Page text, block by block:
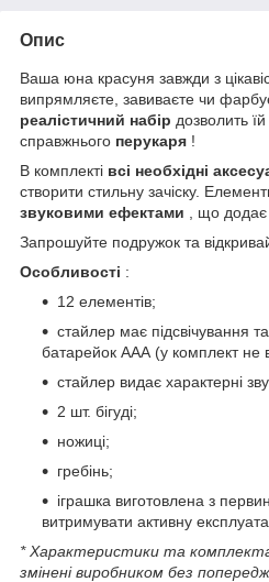
Опис
Ваша юна красуня завжди з
випрямляєте, завиваєте чи
реалістичний набір дозволить
справжнього перукаря !
В комплекті всі необхідні
створити стильну зачіску.
звуковими ефектами , що додає
Запрошуйте подружок та
Особливості :
12 елементів;
стайлер має підсвічування
батарейок ААА (у комплект не
стайлер видає характерні
2 шт. бігуді;
ножиці;
гребінь;
іграшка виготовлена з
витримувати активну
* Характеристики та
змінені виробником без